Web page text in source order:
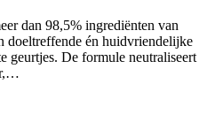
dan 98,5% ingrediënten van
doeltreffende én huidvriendelijke
geurtjes. De formule neutraliseert